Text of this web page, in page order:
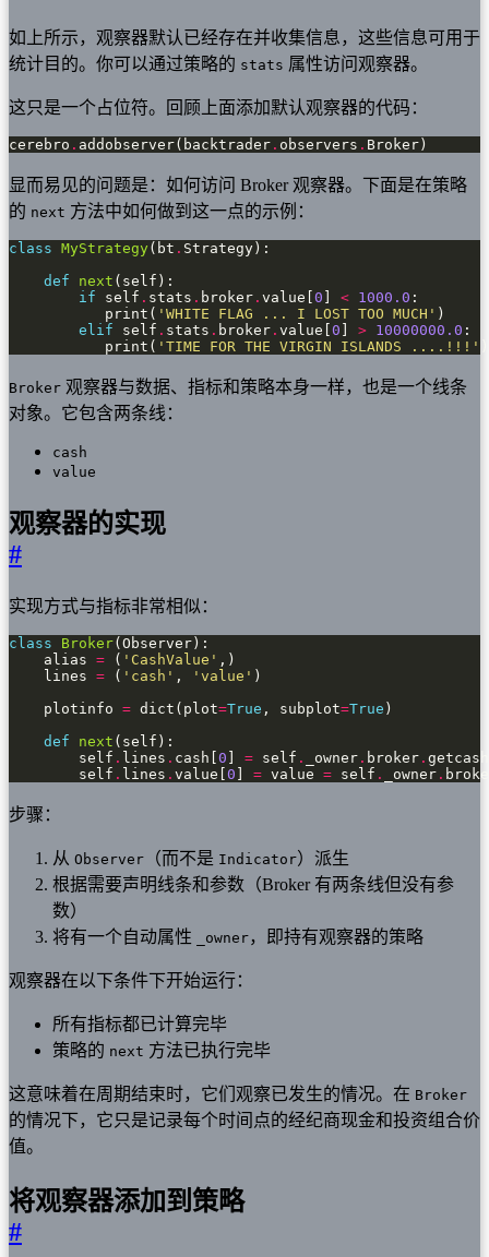
如上所示，观察器默认已经存在并收集信息，这些信息可用于
统计目的。你可以通过策略的 stats 属性访问观察器。
这只是一个占位符。回顾上面添加默认观察器的代码：
cerebro . addobserver(backtrader . observers . Broker)
显而易见的问题是：如何访问 Broker 观察器。下面是在策略
的 next 方法中如何做到这一点的示例：
class MyStrategy(bt .
def
next
if self . stats . broker . value[0 ] < 1000.0
           print(
'WHITE FLAG ... I LOST TOO MUCH'
elif self . stats . broker . value[0 ] > 10000000.0
           print(
'TIME FOR THE VIRGIN ISLANDS ....!!!'
Broker 观察器与数据、指标和策略本身一样，也是一个线条
对象。它包含两条线：
cash
value
观察器的实现
#
实现方式与指标非常相似：
class Broker
    alias
= ( 'CashValue'
    lines
= ( 'cash' , 'value'
    plotinfo
= dict(plot=True , subplot=True
def
next
        self
. lines . cash[ 0 = self . _owner . broker .
        self
. lines . value[ 0 = value = self . _owner .
步骤：
从 Observer （而不是 Indicator）派生
根据需要声明线条和参数（Broker 有两条线但没有参
数）
将有一个自动属性
_owner ，即持有观察器的策略
观察器在以下条件下开始运行：
所有指标都已计算完毕
策略的 next 方法已执行完毕
这意味着在周期结束时，它们观察已发生的情况。在 Broker
的情况下，它只是记录每个时间点的经纪商现金和投资组合价
值。
将观察器添加到策略
#